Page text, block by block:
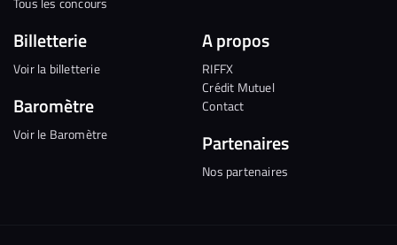
Billetterie
Voir la billetterie
Baromètre
Voir le Baromètre
A propos
RIFFX
Crédit Mutuel
Contact
Partenaires
Nos partenaires